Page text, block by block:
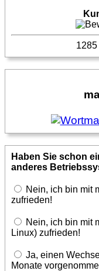
Haben Sie schon
anderes
Nein, ich bin mit
zufrieden!
Nein, ich bin mit
Linux) zufrieden!
Ja, einen
Monate